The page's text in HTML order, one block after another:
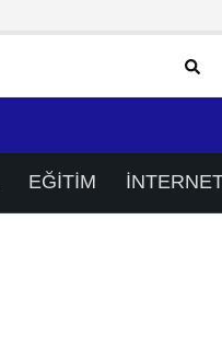
EĞİTİM